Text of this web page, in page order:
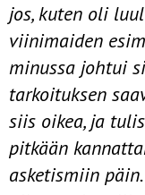
jos, kuten oli
viinimaiden
minussa johtui
tarkoituksen
siis oikea, ja
pitkään
asketismiin